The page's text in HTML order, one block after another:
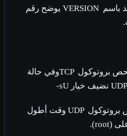
باسم VERSIONيوضح رقم
بروتوكول TCPوفي حالة
UDPنضيف خيار -sU
UDPوقت أطول
(root)
.